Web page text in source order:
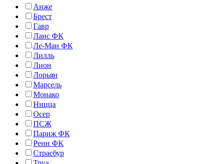
Анже
Брест
Гавр
Ланс ФК
Ле-Ман ФК
Лилль
Лион
Лорьян
Марсель
Монако
Ницца
Осер
ПСЖ
Париж ФК
Ренн ФК
Страсбур